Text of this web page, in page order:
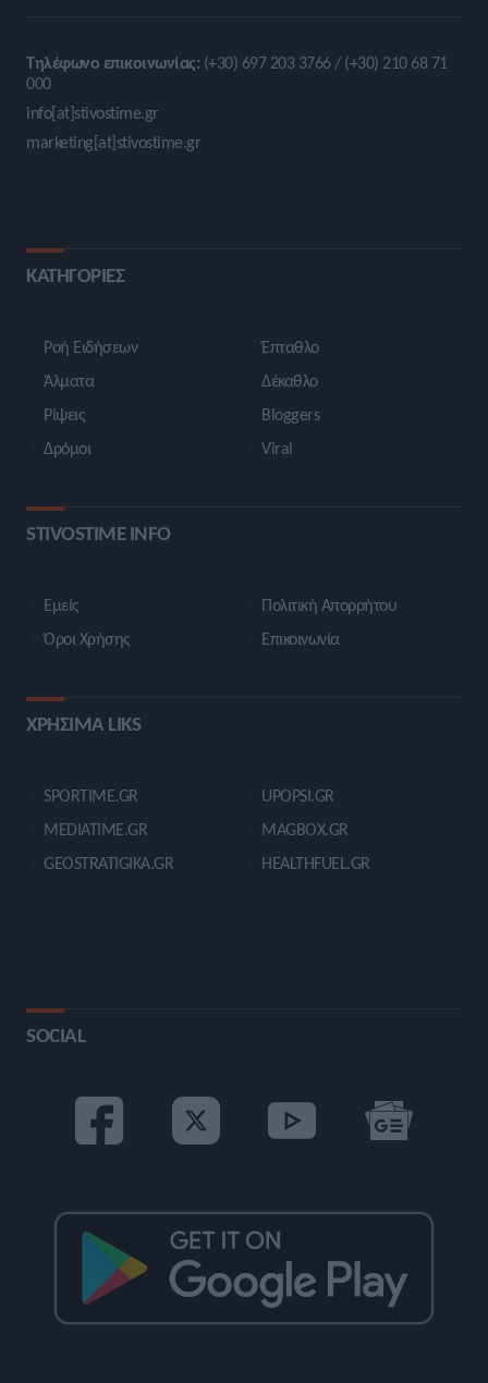
Τηλέφωνο επικοινωνίας: (+30) 697 203 3766 / (+30) 210 68 71
000
info[at]stivostime.gr
marketing[at]stivostime.gr
ΚΑΤΗΓΟΡΙΕΣ
Ροή Ειδήσεων
Άλματα
Ρίψεις
Δρόμοι
Έπταθλο
Δέκαθλο
Bloggers
Viral
STIVOSTIME INFO
Εμείς
Όροι Χρήσης
Πολιτική Απορρήτου
Επικοινωνία
ΧΡΗΣΙΜΑ LIKS
SPORTIME.GR
MEDIATIME.GR
GEOSTRATIGIKA.GR
UPOPSI.GR
MAGBOX.GR
HEALTHFUEL.GR
SOCIAL